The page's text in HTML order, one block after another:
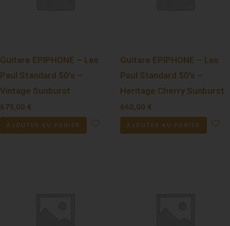
Guitare EPIPHONE – Les
Paul Standard 50’s –
Vintage Sunburst
679,00 €
AJOUTER AU PANIER
Guitare EPIPHONE – Les
Paul Standard 50’s –
Heritage Cherry Sunburst
660,00 €
AJOUTER AU PANIER